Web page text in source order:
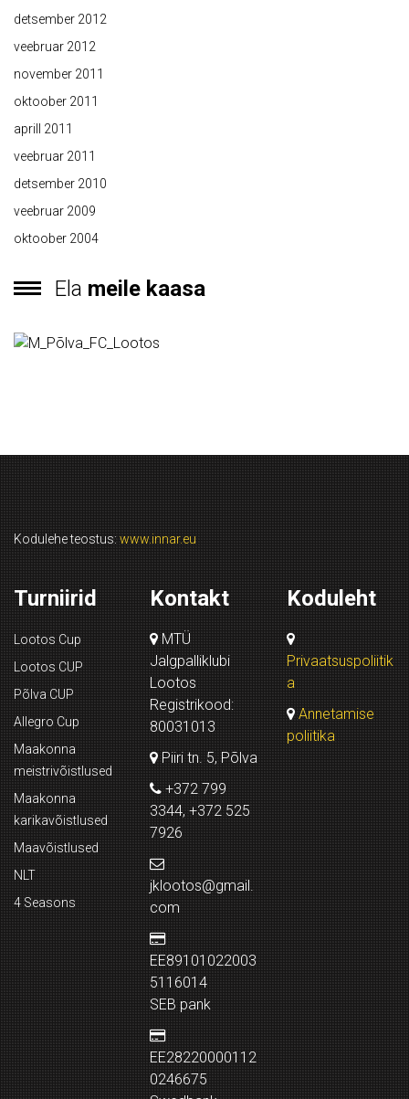
detsember 2012
veebruar 2012
november 2011
oktoober 2011
aprill 2011
veebruar 2011
detsember 2010
veebruar 2009
oktoober 2004
Ela meile kaasa
Kodulehe teostus: www.innar.eu
Turniirid
Lootos Cup
Lootos CUP
Põlva CUP
Allegro Cup
Maakonna
meistrivõistlused
Maakonna
karikavõistlused
Maavõistlused
NLT
4 Seasons
Kontakt
MTÜ
Jalgpalliklubi
Lootos
Registrikood:
80031013
Piiri tn. 5, Põlva
+372 799
3344, +372 525
7926
jklootos@gmail.
com
EE89101022003
5116014
SEB pank
EE28220000112
0246675
Koduleht
Privaatsuspoliitik
a
Annetamise
poliitika